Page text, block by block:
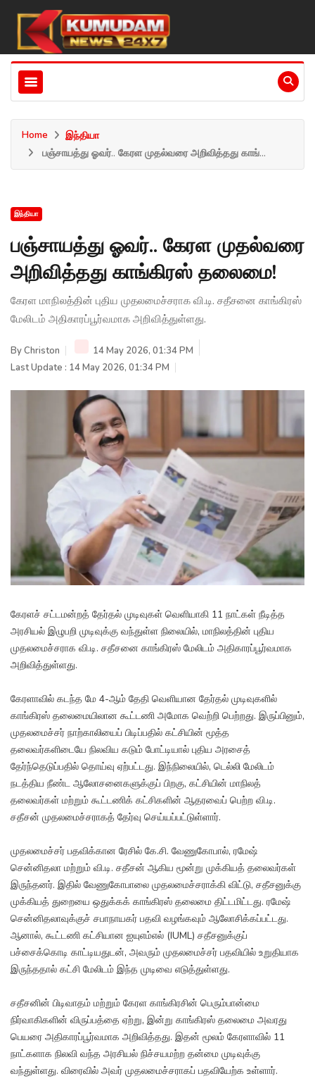
Home
இந்தியா
பஞ்சாயத்து ஓவர்.. கேரள முதல்வரை அறிவித்தது காங்...
இந்தியா
பஞ்சாயத்து ஓவர்.. கேரள முதல்வரை
அறிவித்தது காங்கிரஸ் தலைமை!
கேரள மாநிலத்தின் புதிய முதலமைச்சராக வி.டி. சதீசனை காங்கிரஸ்
மேலிடம் அதிகாரப்பூர்வமாக அறிவித்துள்ளது.
ByChriston
14 May 2026, 01:34 PM
Last Update : 14 May 2026, 01:34 PM
கேரளச் சட்டமன்றத் தேர்தல் முடிவுகள் வெளியாகி 11 நாட்கள் நீடித்த
அரசியல் இழுபறி முடிவுக்கு வந்துள்ள நிலையில், மாநிலத்தின் புதிய
முதலமைச்சராக வி.டி. சதீசனை காங்கிரஸ் மேலிடம் அதிகாரப்பூர்வமாக
அறிவித்துள்ளது.
கேரளாவில் கடந்த மே 4-ஆம் தேதி வெளியான தேர்தல் முடிவுகளில்
காங்கிரஸ் தலைமையிலான கூட்டணி அமோக வெற்றி பெற்றது. இருப்பினும்,
முதலமைச்சர் நாற்காலியைப் பிடிப்பதில் கட்சியின் மூத்த
தலைவர்களிடையே நிலவிய கடும் போட்டியால் புதிய அரசைத்
தேர்ந்தெடுப்பதில் தொய்வு ஏற்பட்டது. இந்நிலையில், டெல்லி மேலிடம்
நடத்திய நீண்ட ஆலோசனைகளுக்குப் பிறகு, கட்சியின் மாநிலத்
தலைவர்கள் மற்றும் கூட்டணிக் கட்சிகளின் ஆதரவைப் பெற்ற வி.டி.
சதீசன் முதலமைச்சராகத் தேர்வு செய்யப்பட்டுள்ளார்.
முதலமைச்சர் பதவிக்கான ரேசில் கே.சி. வேணுகோபால், ரமேஷ்
சென்னிதலா மற்றும் வி.டி. சதீசன் ஆகிய மூன்று முக்கியத் தலைவர்கள்
இருந்தனர். இதில் வேணுகோபாலை முதலமைச்சராக்கி விட்டு, சதீசனுக்கு
முக்கியத் துறையை ஒதுக்கக் காங்கிரஸ் தலைமை திட்டமிட்டது. ரமேஷ்
சென்னிதலாவுக்குச் சபாநாயகர் பதவி வழங்கவும் ஆலோசிக்கப்பட்டது.
ஆனால், கூட்டணி கட்சியான ஐயுஎம்எல் (IUML) சதீசனுக்குப்
பச்சைக்கொடி காட்டியதுடன், அவரும் முதலமைச்சர் பதவியில் உறுதியாக
இருந்ததால் கட்சி மேலிடம் இந்த முடிவை எடுத்துள்ளது.
சதீசனின் பிடிவாதம் மற்றும் கேரள காங்கிரசின் பெரும்பான்மை
நிர்வாகிகளின் விருப்பத்தை ஏற்று, இன்று காங்கிரஸ் தலைமை அவரது
பெயரை அதிகாரப்பூர்வமாக அறிவித்தது. இதன் மூலம் கேரளாவில் 11
நாட்களாக நிலவி வந்த அரசியல் நிச்சயமற்ற தன்மை முடிவுக்கு
வந்துள்ளது. விரைவில் அவர் முதலமைச்சராகப் பதவியேற்க உள்ளார்.